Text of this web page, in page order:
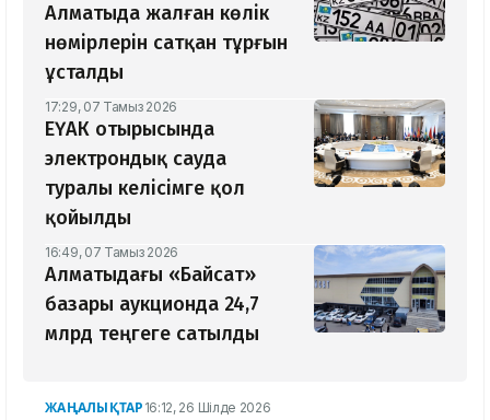
Алматыда жалған көлік
нөмірлерін сатқан тұрғын
ұсталды
17:29, 07 Тамыз 2026
ЕҮАК отырысында
электрондық сауда
туралы келісімге қол
қойылды
16:49, 07 Тамыз 2026
Алматыдағы «Байсат»
базары аукционда 24,7
млрд теңгеге сатылды
ЖАҢАЛЫҚТАР 16:12, 26 Шілде 2026